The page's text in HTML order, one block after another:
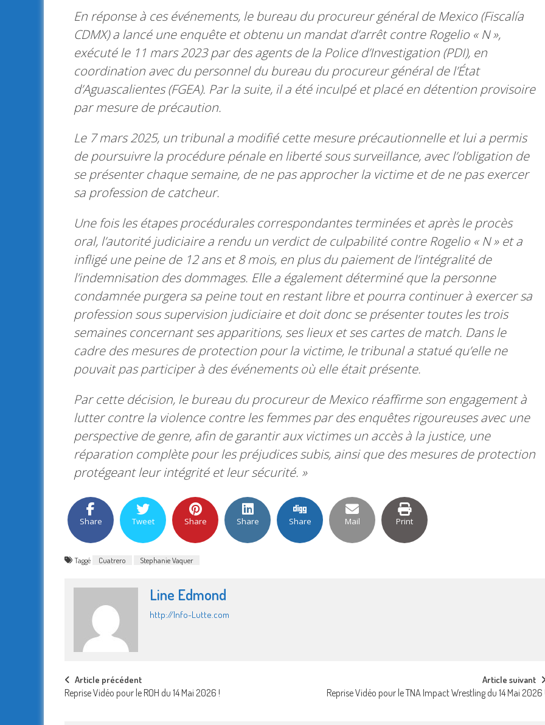
En réponse à ces événements, le bureau du procureur général de Mexico (Fiscalía
CDMX) a lancé une enquête et obtenu un mandat d’arrêt contre Rogelio « N »,
exécuté le 11 mars 2023 par des agents de la Police d’Investigation (PDI), en
coordination avec du personnel du bureau du procureur général de l’État
d’Aguascalientes (FGEA). Par la suite, il a été inculpé et placé en détention provisoire
par mesure de précaution.
Le 7 mars 2025, un tribunal a modifié cette mesure précautionnelle et lui a permis
de poursuivre la procédure pénale en liberté sous surveillance, avec l’obligation de
se présenter chaque semaine, de ne pas approcher la victime et de ne pas exercer
sa profession de catcheur.
Une fois les étapes procédurales correspondantes terminées et après le procès
oral, l’autorité judiciaire a rendu un verdict de culpabilité contre Rogelio « N » et a
infligé une peine de 12 ans et 8 mois, en plus du paiement de l’intégralité de
l’indemnisation des dommages. Elle a également déterminé que la personne
condamnée purgera sa peine tout en restant libre et pourra continuer à exercer sa
profession sous supervision judiciaire et doit donc se présenter toutes les trois
semaines concernant ses apparitions, ses lieux et ses cartes de match. Dans le
cadre des mesures de protection pour la victime, le tribunal a statué qu’elle ne
pouvait pas participer à des événements où elle était présente.
Par cette décision, le bureau du procureur de Mexico réaffirme son engagement à
lutter contre la violence contre les femmes par des enquêtes rigoureuses avec une
perspective de genre, afin de garantir aux victimes un accès à la justice, une
réparation complète pour les préjudices subis, ainsi que des mesures de protection
protégeant leur intégrité et leur sécurité. »
Share Tweet Share Share Share Mail Print
Taggé Cuatrero Stephanie Vaquer
Line Edmond
http://Info-Lutte.com
Post
Article précédent
Reprise Vidéo pour le ROH du 14 Mai 2026 !
Article suivant
Reprise Vidéo pour le TNA Impact Wrestling du 14 Mai 2026